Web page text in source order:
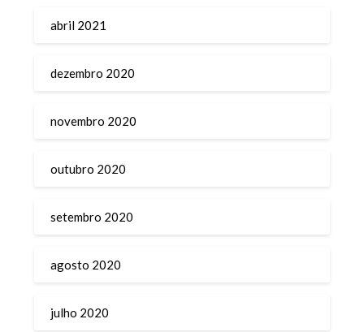
abril 2021
dezembro 2020
novembro 2020
outubro 2020
setembro 2020
agosto 2020
julho 2020